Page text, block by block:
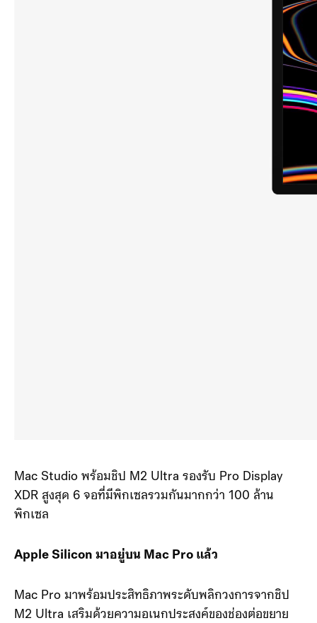
Mac Studio พร้อมชิป M2 Ultra รองรับ Pro Display
XDR สูงสุด 6 จอที่มีพิกเซลรวมกันมากกว่า 100 ล้าน
พิกเซล
Apple Silicon มาอยู่บน Mac Pro แล้ว
Mac Pro มาพร้อมประสิทธิภาพระดับพลิกวงการจากชิป
M2 Ultra เสริมด้วยความอเนกประสงค์ของช่องต่อขยาย